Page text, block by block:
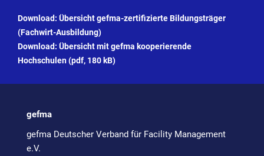
Download: Übersicht gefma-zertifizierte Bildungsträger
(Fachwirt-Ausbildung)
Download: Übersicht mit gefma kooperierende
Hochschulen (pdf, 180 kB)
gefma
gefma Deutscher Verband für Facility Management
e.V.